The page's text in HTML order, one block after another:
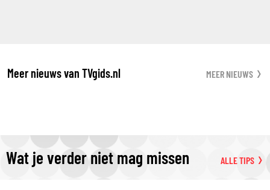
Meer nieuws van TVgids.nl MEER NIEUWS
Wat je verder niet mag missen ALLE TIPS